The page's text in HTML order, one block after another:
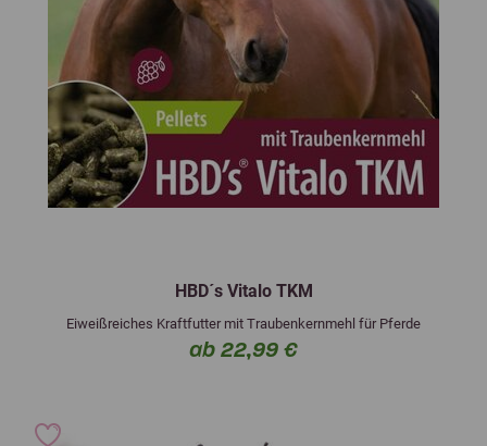
HBD´s Vitalo TKM
Eiweißreiches Kraftfutter mit Traubenkernmehl für Pferde
ab 22,99 €